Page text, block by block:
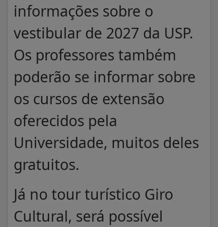
informações sobre o
vestibular de 2027 da USP.
Os professores também
poderão se informar sobre
os cursos de extensão
oferecidos pela
Universidade, muitos deles
gratuitos.
Já no tour turístico Giro
Cultural, será possível